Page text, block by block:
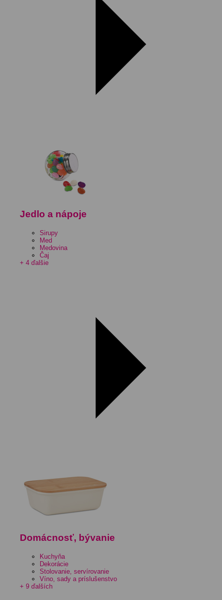
Jedlo a nápoje
Sirupy
Med
Medovina
Čaj
+ 4 ďalšie
Domácnosť, bývanie
Kuchyňa
Dekorácie
Stolovanie, servírovanie
Víno, sady a príslušenstvo
+ 9 ďalších